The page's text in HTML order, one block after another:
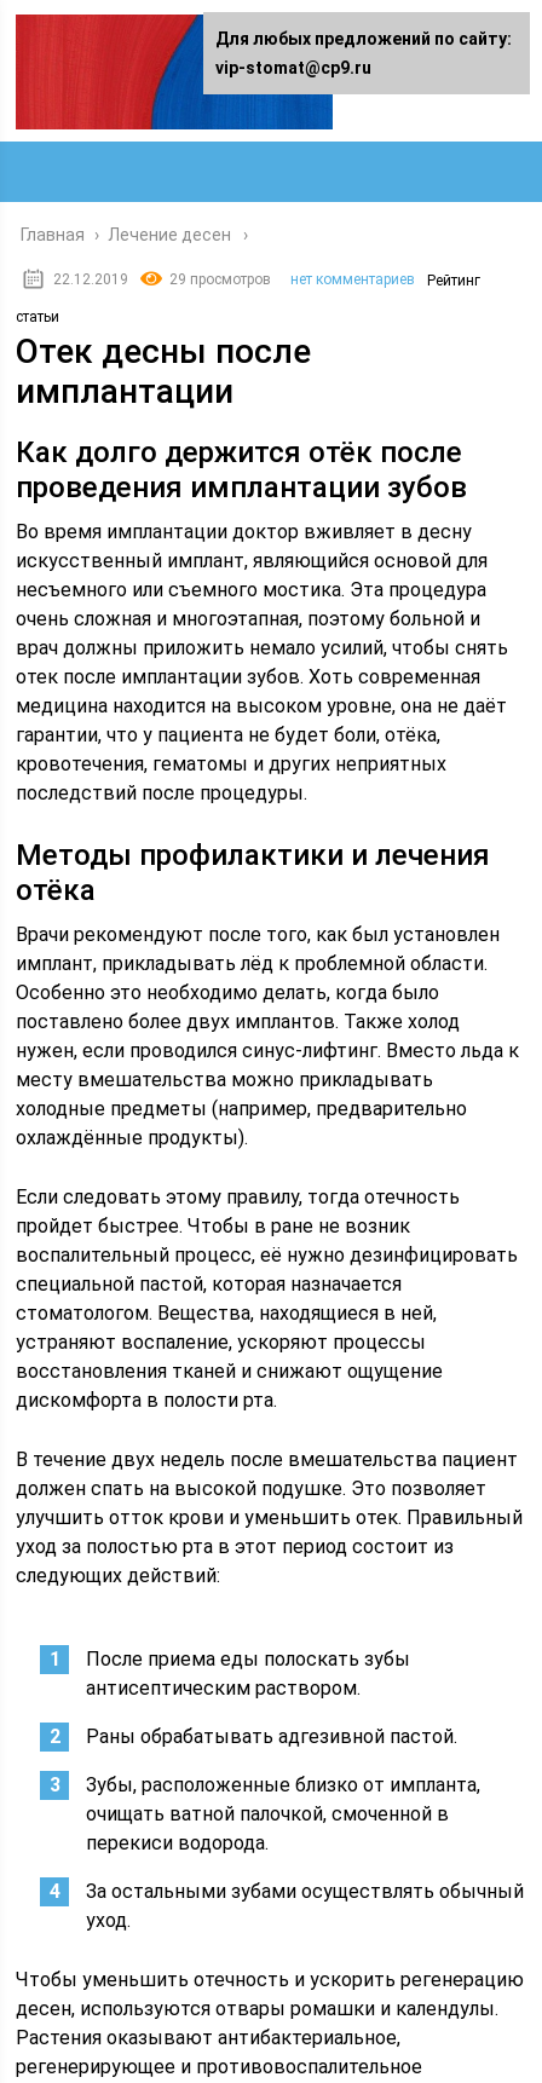
Главная › Лечение десен
22.12.2019 29 просмотров нет комментариев Рейтинг
статьи
Отек десны после
имплантации
Как долго держится отёк после
проведения имплантации зубов
Во время имплантации доктор вживляет в десну
искусственный имплант, являющийся основой для
несъемного или съемного мостика. Эта процедура
очень сложная и многоэтапная, поэтому больной и
врач должны приложить немало усилий, чтобы снять
отек после имплантации зубов. Хоть современная
медицина находится на высоком уровне, она не даёт
гарантии, что у пациента не будет боли, отёка,
кровотечения, гематомы и других неприятных
последствий после процедуры.
Методы профилактики и лечения
отёка
Врачи рекомендуют после того, как был установлен
имплант, прикладывать лёд к проблемной области.
Особенно это необходимо делать, когда было
поставлено более двух имплантов. Также холод
нужен, если проводился синус-лифтинг. Вместо льда к
месту вмешательства можно прикладывать
холодные предметы (например, предварительно
охлаждённые продукты).
Если следовать этому правилу, тогда отечность
пройдет быстрее. Чтобы в ране не возник
воспалительный процесс, её нужно дезинфицировать
специальной пастой, которая назначается
стоматологом. Вещества, находящиеся в ней,
устраняют воспаление, ускоряют процессы
восстановления тканей и снижают ощущение
дискомфорта в полости рта.
В течение двух недель после вмешательства пациент
должен спать на высокой подушке. Это позволяет
улучшить отток крови и уменьшить отек. Правильный
уход за полостью рта в этот период состоит из
следующих действий:
После приема еды полоскать зубы
антисептическим раствором.
Раны обрабатывать адгезивной пастой.
Зубы, расположенные близко от импланта,
очищать ватной палочкой, смоченной в
перекиси водорода.
За остальными зубами осуществлять обычный
уход.
Чтобы уменьшить отечность и ускорить регенерацию
десен, используются отвары ромашки и календулы.
Растения оказывают антибактериальное,
регенерирующее и противовоспалительное
Для любых предложений по сайту:
vip-stomat@cp9.ru